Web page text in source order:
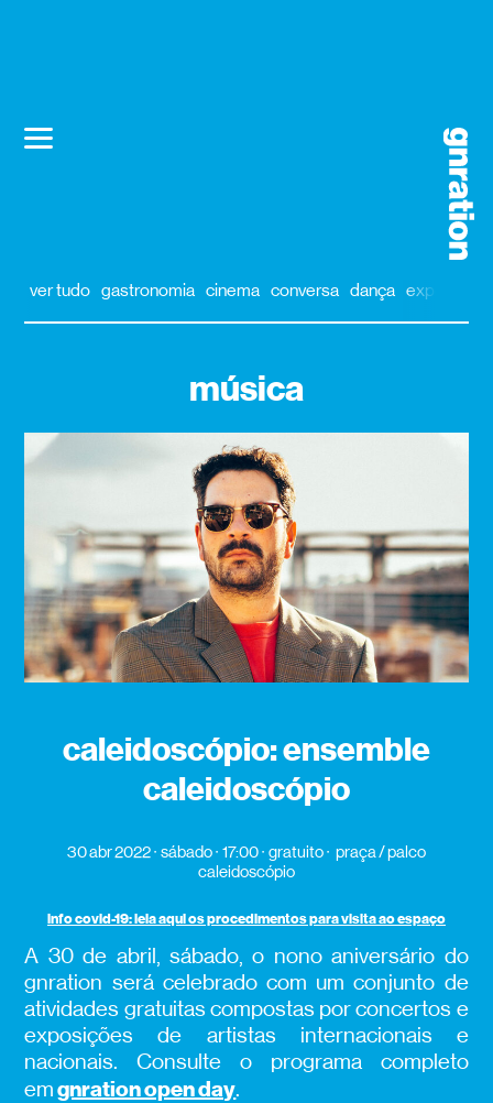
ver tudo gastronomia cinema conversa dança exposição
música
caleidoscópio: ensemble
caleidoscópio
30 abr 2022 sábado 17:00 gratuito
praça / palco
caleidoscópio
info covid-19: leia aqui os procedimentos para visita ao espaço
A 30 de abril, sábado, o nono aniversário do
gnration será celebrado com um conjunto de
atividades gratuitas compostas por concertos e
exposições de artistas internacionais e
nacionais. Consulte o programa completo
emgnration open day.